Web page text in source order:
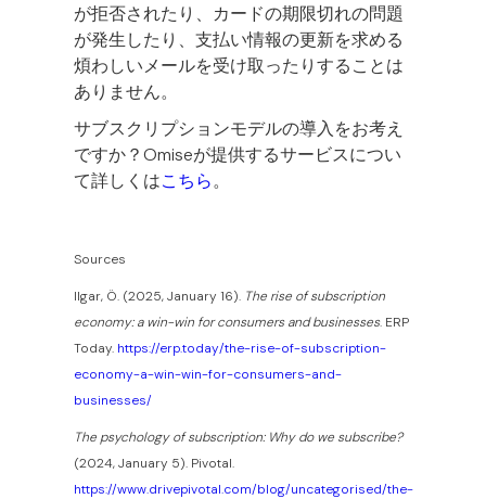
が拒否されたり、カードの期限切れの問題
が発生したり、支払い情報の更新を求める
煩わしいメールを受け取ったりすることは
ありません。
サブスクリプションモデルの導入をお考え
ですか？Omiseが提供するサービスについ
て詳しくはこちら。
Sources
Ilgar, Ö. (2025, January 16). The rise of subscription
economy: a win-win for consumers and businesses. ERP
Today. https://erp.today/the-rise-of-subscription-
economy-a-win-win-for-consumers-and-
businesses/
The psychology of subscription: Why do we subscribe?
(2024, January 5). Pivotal.
https://www.drivepivotal.com/blog/uncategorised/the-